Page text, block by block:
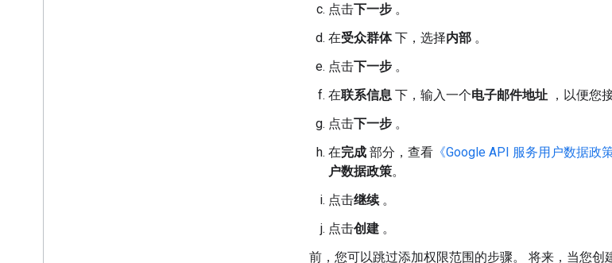
点击下一步 。
在受众群体下，选择内部 。
点击下一步 。
在联系信息 下，输入一个电子邮件地址 ，以便您
点击下一步 。
在完成 部分，查看 《Google API 服务用户数据政策
户数据政策。
点击继续。
点击创建 。
目前，您可以跳过添加权限范围的步骤。 将来，当您